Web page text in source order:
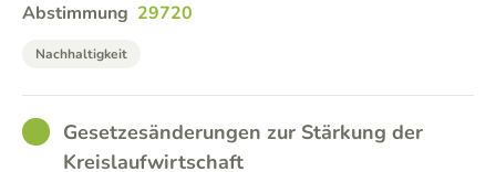
Abstimmung 29720
Nachhaltigkeit
GOODGesetzesänderungen zur Stärkung der
Kreislaufwirtschaft